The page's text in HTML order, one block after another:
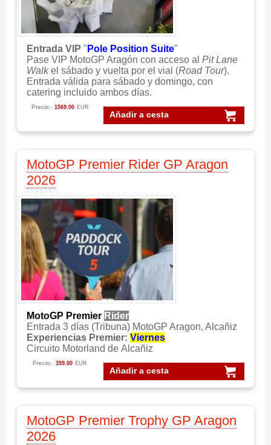
Entrada VIP " Pole Position Suite"
Pase VIP MotoGP Aragón con acceso al Pit Lane
Walkel sábado y vuelta por el vial (Road Tour).
Entrada válida para sábado y domingo, con
catering incluido ambos días.
Añadir a cesta
Precio: 1569.00 EUR
MotoGP Premier Rider GP Aragon
2026
MotoGP Premier Rider
Entrada 3 días (Tribuna) MotoGP Aragon, Alcañiz
Experiencias Premier: Viernes
Circuito Motorland de Alcañiz
Añadir a cesta
Precio: 359.00 EUR
MotoGP Premier Trophy GP Aragon
2026